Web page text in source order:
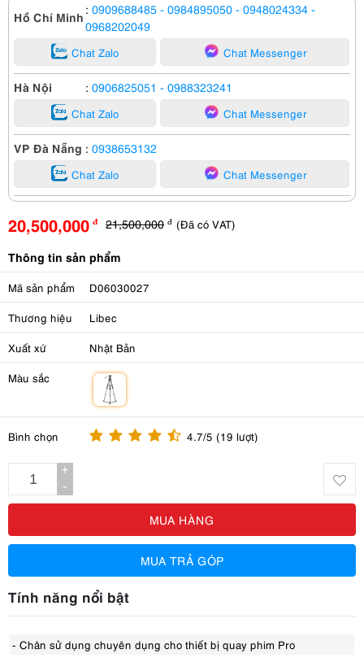
Hồ Chí Minh : 0909688485 - 0984895050 - 0948024334 -
0968202049
Chat Zalo Chat Messenger
Hà Nội : 0906825051 - 0988323241
Chat Zalo Chat Messenger
VP Đà Nẵng : 0938653132
Chat Zalo Chat Messenger
20,500,000 đ 21,500,000 đ (Đã có VAT)
Thông tin sản phẩm
Mã sản phẩm D06030027
Thương hiệu Libec
Xuất xứ Nhật Bản
Màu sắc
Bình chọn 4.7/5 (19 lượt)
+
-
MUA HÀNG
MUA TRẢ GÓP
Tính năng nổi bật
- Chân sử dụng chuyên dụng cho thiết bị quay phim Pro